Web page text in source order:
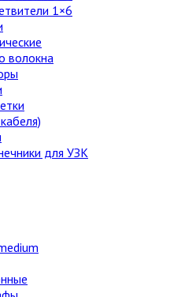
1×6
волокна
для УЗК